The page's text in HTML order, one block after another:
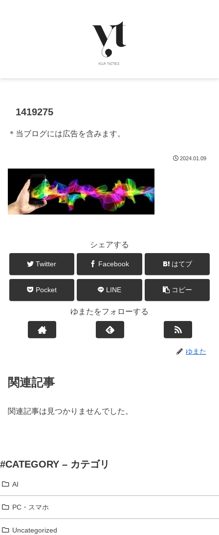
1419275
＊当ブログには広告を含みます。
2024.01.09
シェアする
Twitter Facebook はてブ
Pocket LINE コピー
ゆまたをフォローする
ゆまた
関連記事
関連記事は見つかりませんでした。
#CATEGORY – カテゴリ
AI
PC・スマホ
Uncategorized